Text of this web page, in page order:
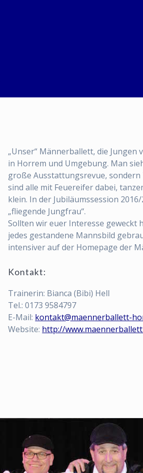
„Unser“ Männerballett, die
in Horrem und Umgebung. Man
große Ausstattungsrevue, sondern
sind alle mit Feuereifer dabei,
klein. In der Jubiläumssession
„fliegende Jungfrau“.
Sollten wir euer Interesse geweckt
jedes gestandene Mannsbild
intensiver auf der Homepage der
Kontakt:
Trainerin: Bianca (Bibi) Hell
Tel.: 0173 9584797
E-Mail: kontakt@maennerballett-
Website: http://